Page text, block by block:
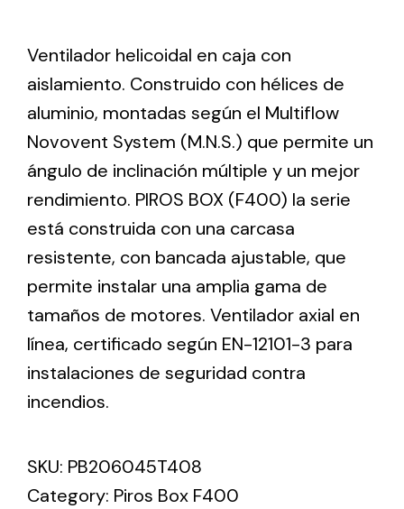
Ventilation
The incorporation of Novovent into the group
meant a greater offer of ventilation products for
different uses
Iluminación Solar
Variedad de soluciones solares para todo tipo
de necesidades.
Ventilador helicoidal en caja con
aislamiento. Construido con hélices de
aluminio, montadas según el Multiflow
Novovent System (M.N.S.) que permite un
ángulo de inclinación múltiple y un mejor
rendimiento. PIROS BOX (F400) la serie
está construida con una carcasa
resistente, con bancada ajustable, que
permite instalar una amplia gama de
tamaños de motores. Ventilador axial en
línea, certificado según EN-12101-3 para
instalaciones de seguridad contra
incendios.
SKU: PB206045T408
Category: Piros Box F400